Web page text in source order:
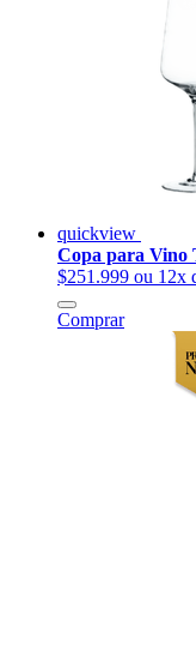
quickview
Copa para Vino
$251.999 ou 12x
Comprar